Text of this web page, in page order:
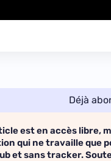
Déjà
est en accès libre,
qui ne travaille que
et sans tracker.